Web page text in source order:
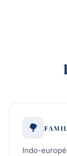
🌳
Indo-